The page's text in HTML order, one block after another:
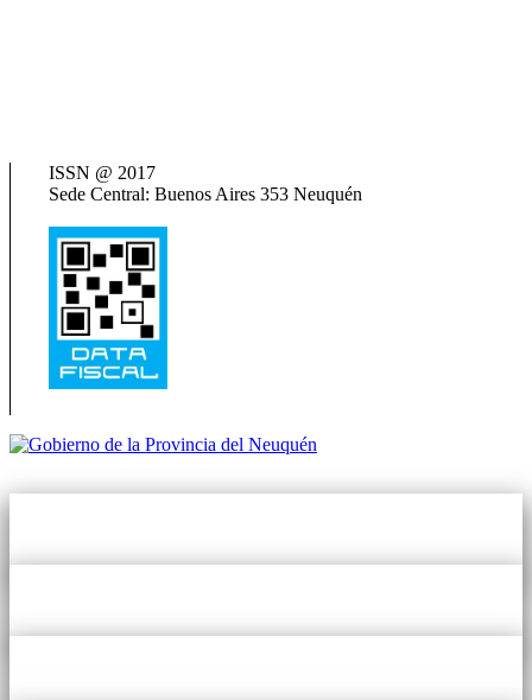
ISSN @ 2017
Sede Central: Buenos Aires 353 Neuquén